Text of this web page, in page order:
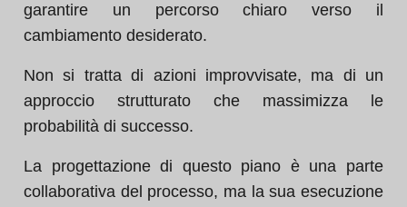
garantire un percorso chiaro verso il
cambiamento desiderato.
Non si tratta di azioni improvvisate, ma di un
approccio strutturato che massimizza le
probabilità di successo.
La progettazione di questo piano è una parte
collaborativa del processo, ma la sua esecuzione